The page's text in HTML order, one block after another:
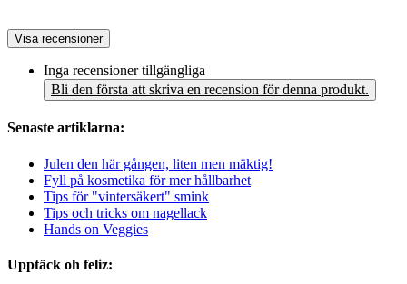
Visa recensioner
Inga recensioner tillgängliga
Bli den första att skriva en recension för denna produkt.
Senaste artiklarna:
Julen den här gången, liten men mäktig!
Fyll på kosmetika för mer hållbarhet
Tips för "vintersäkert" smink
Tips och tricks om nagellack
Hands on Veggies
Upptäck oh feliz: